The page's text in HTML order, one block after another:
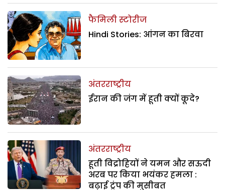
फैमिली स्टोरीज
Hindi Stories: आंगन का बिरवा
अंतरराष्ट्रीय
ईरान की जंग में हूती क्यों कूदे?
अंतरराष्ट्रीय
हूती विद्रोहियों ने यमन और सऊदी
अरब पर किया भयंकर हमला :
बढ़ाई ट्रंप की मुसीबत